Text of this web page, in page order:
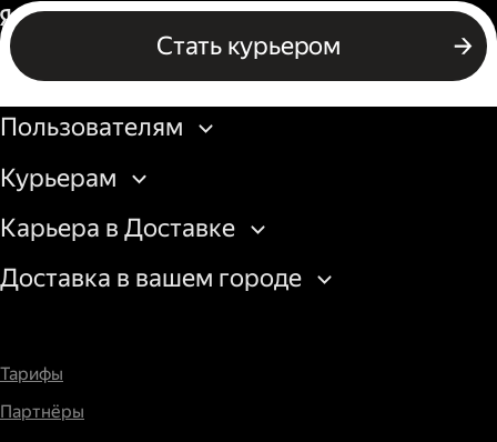
Пеший курьер
Стать курьером
Россия
Бизнесу
Пользователям
Курьерам
Карьера в Доставке
Доставка в вашем городе
Тарифы
Партнёры